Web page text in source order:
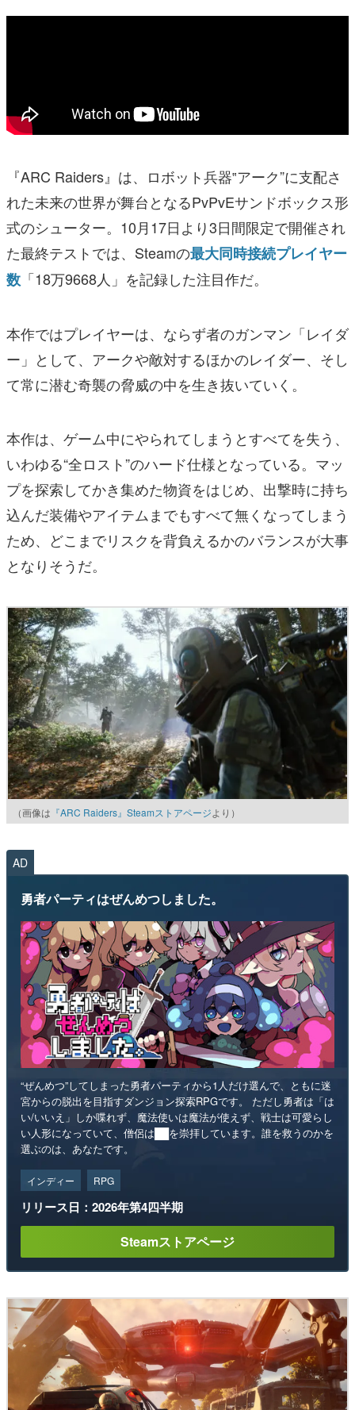
『ARC Raiders』は、ロボット兵器‟アーク”に支配さ
れた未来の世界が舞台となるPvPvEサンドボックス形
式のシューター。10月17日より3日間限定で開催され
た最終テストでは、Steamの最大同時接続プレイヤー
数 「18万9668人」を記録した注目作だ。
本作ではプレイヤーは、ならず者のガンマン「レイダ
ー」として、アークや敵対するほかのレイダー、そし
て常に潜む奇襲の脅威の中を生き抜いていく。
本作は、ゲーム中にやられてしまうとすべてを失う、
いわゆる“全ロスト”のハード仕様となっている。マッ
プを探索してかき集めた物資をはじめ、出撃時に持ち
込んだ装備やアイテムまでもすべて無くなってしまう
ため、どこまでリスクを背負えるかのバランスが大事
となりそうだ。
（画像は 『ARC Raiders』Steamストアページより）
AD
勇者パーティはぜんめつしました。
“ぜんめつ”してしまった勇者パーティから1人だけ選んで、ともに迷
宮からの脱出を目指すダンジョン探索RPGです。 ただし勇者は「は
い/いいえ」しか喋れず、魔法使いは魔法が使えず、戦士は可愛らし
い人形になっていて、僧侶は██を崇拝しています。誰を救うのかを
選ぶのは、あなたです。
インディー RPG
リリース日：2026年第4四半期
Steamストアページ